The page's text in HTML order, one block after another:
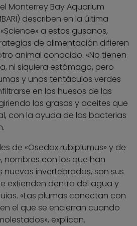
Monterrey Bay Aquarium
describen en la última
a estos gusanos,
de alimentación difieren
animal conocido. «No tienen
ni siquiera estómago, pero
y unos tentáculos verdes
en los huesos de las
las grasas y aceites que
con la ayuda de las bacterias
de «Osedax rubiplumus» y de
nombres con los que han
invertebrados, son sus
extienden dentro del agua y
«Las plumas conectan con
el que se encierran cuando
explican.